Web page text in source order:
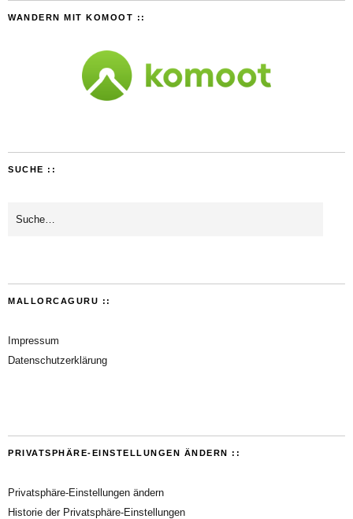
WANDERN MIT KOMOOT ::
SUCHE ::
MALLORCAGURU ::
Impressum
Datenschutzerklärung
PRIVATSPHÄRE-EINSTELLUNGEN ÄNDERN ::
Privatsphäre-Einstellungen ändern
Historie der Privatsphäre-Einstellungen